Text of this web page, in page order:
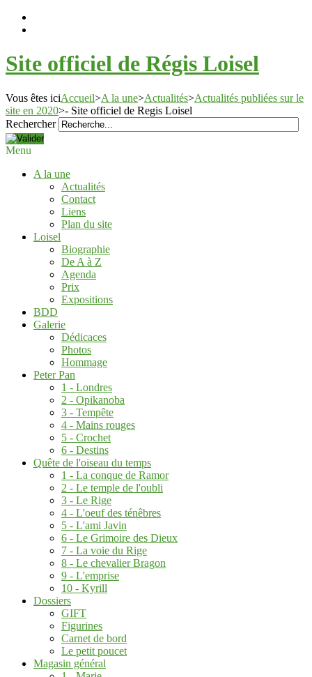
Site officiel de Régis Loisel
Vous êtes iciAccueil>A la une>Actualités>Actualités publiées sur le
site en 2020>- Site officiel de Regis Loisel
Rechercher
Menu
A la une
Actualités
Contact
Liens
Plan du site
Loisel
Biographie
De A à Z
Agenda
Prix
Expositions
BDD
Galerie
Dédicaces
Photos
Hommage
Peter Pan
1 - Londres
2 - Opikanoba
3 - Tempête
4 - Mains rouges
5 - Crochet
6 - Destins
Quête de l'oiseau du temps
1 - La conque de Ramor
2 - Le temple de l'oubli
3 - Le Rige
4 - L'oeuf des ténêbres
5 - L'ami Javin
6 - Le Grimoire des Dieux
7 - La voie du Rige
8 - Le chevalier Bragon
9 - L'emprise
10 - Kyrill
Dossiers
GIFT
Figurines
Carnet de bord
Le petit poucet
Magasin général